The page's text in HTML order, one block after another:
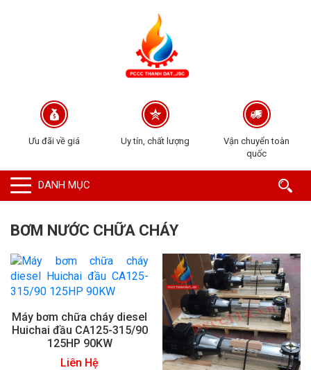
Ưu đãi về giá Uy tín, chất lượng
Vận chuyển toàn
quốc
DANH MỤC
BƠM NƯỚC CHỮA CHÁY
Máy bơm chữa cháy diesel
Huichai đầu CA125-315/90
125HP 90KW
Liên Hệ